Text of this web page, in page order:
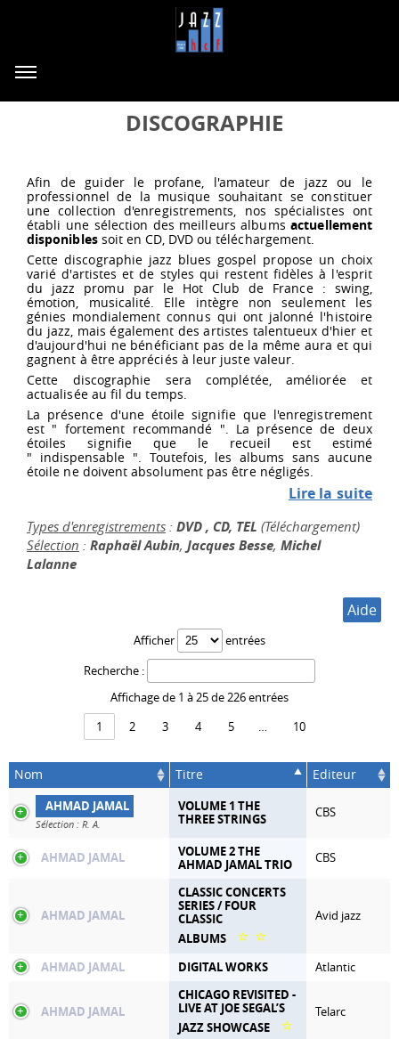
DISCOGRAPHIE
Afin de guider le profane, l'amateur de jazz ou le
professionnel de la musique souhaitant se constituer
une collection d'enregistrements, nos spécialistes ont
établi une sélection des meilleurs albumsactuellement
disponiblessoit en CD, DVD ou téléchargement.
Cette discographie jazz blues gospel propose un choix
varié d'artistes et de styles qui restent fidèles à l'esprit
du jazz promu par le Hot Club de France : swing,
émotion, musicalité. Elle intègre non seulement les
génies mondialement connus qui ont jalonné l'histoire
du jazz, mais également des artistes talentueux d'hier et
d'aujourd'hui ne bénéficiant pas de la même aura et qui
gagnent à être appréciés à leur juste valeur.
Cette discographie sera complétée, améliorée et
actualisée au fil du temps.
La présence d'une étoile signifie que l'enregistrement
est " fortement recommandé ". La présence de deux
étoiles signifie que le recueil est estimé
" indispensable ". Toutefois, les albums sans aucune
étoile ne doivent absolument pas être négligés.
Lire la suite
Types d'enregistrements : DVD , CD, TEL (Téléchargement)
Sélection : Raphaël Aubin, Jacques Besse, Michel
Lalanne
Aide
Afficher
entrées
Recherche :
Affichage de 1 à 25 de 226 entrées
1
2 3 4 5 10
Nom Titre Editeur
AHMAD JAMAL
Sélection : R. A.
VOLUME 1 THE
THREE STRINGS
CBS
AHMAD JAMAL
VOLUME 2 THE
AHMAD JAMAL TRIO
CBS
AHMAD JAMAL
CLASSIC CONCERTS
SERIES / FOUR
CLASSIC
ALBUMS
⭐ ⭐
Avid jazz
AHMAD JAMAL DIGITAL WORKS Atlantic
AHMAD JAMAL
CHICAGO REVISITED -
LIVE AT JOE SEGAL’S
JAZZ SHOWCASE
⭐
Telarc